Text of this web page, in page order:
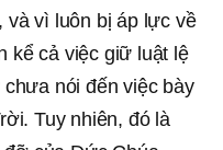
và vì luôn bị áp lực về
kể cả việc giữ luật lệ
nói đến việc bày
Tuy nhiên, đó là